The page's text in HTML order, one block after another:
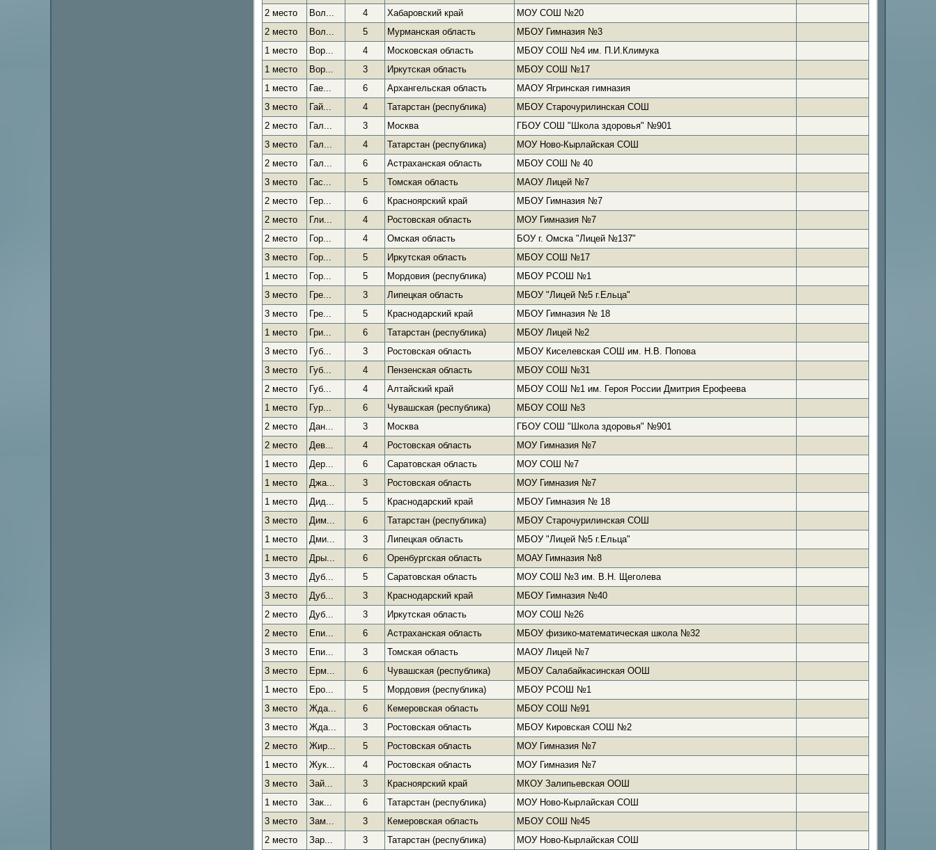
2 место
Вол... 4 Хабаровский край
МОУ СОШ №20
2 место
Вол... 5 Мурманская область
МБОУ Гимназия №3
1 место
Вор... 4 Московская область
МБОУ СОШ №4 им. П.И.Климука
1 место
Вор... 3 Иркутская область
МБОУ СОШ №17
1 место
Гае... 6 Архангельская область
МАОУ Ягринская гимназия
3 место
Гай... 4 Татарстан (республика)
МБОУ Старочурилинская СОШ
2 место
Гал... 3 Москва
ГБОУ СОШ "Школа здоровья" №901
3 место
Гал... 4 Татарстан (республика)
МОУ Ново-Кырлайская СОШ
2 место
Гал... 6 Астраханская область
МБОУ СОШ № 40
3 место
Гас... 5 Томская область
МАОУ Лицей №7
2 место
Гер... 6 Красноярский край
МБОУ Гимназия №7
2 место
Гли... 4 Ростовская область
МОУ Гимназия №7
2 место
Гор... 4 Омская область
БОУ г. Омска "Лицей №137"
3 место
Гор... 5 Иркутская область
МБОУ СОШ №17
1 место
Гор... 5 Мордовия (республика)
МБОУ РСОШ №1
3 место
Гре... 3 Липецкая область
МБОУ "Лицей №5 г.Ельца"
3 место
Гре... 5 Краснодарский край
МБОУ Гимназия № 18
1 место
Гри... 6 Татарстан (республика)
МБОУ Лицей №2
3 место
Губ... 3 Ростовская область
МБОУ Киселевская СОШ им. Н.В. Попова
3 место
Губ... 4 Пензенская область
МБОУ СОШ №31
2 место
Губ... 4 Алтайский край
МБОУ СОШ №1 им. Героя России Дмитрия Ерофеева
1 место
Гур... 6 Чувашская (республика)
МБОУ СОШ №3
2 место
Дан... 3 Москва
ГБОУ СОШ "Школа здоровья" №901
2 место
Дев... 4 Ростовская область
МОУ Гимназия №7
1 место
Дер... 6 Саратовская область
МОУ СОШ №7
1 место
Джа... 3 Ростовская область
МОУ Гимназия №7
1 место
Дид... 5 Краснодарский край
МБОУ Гимназия № 18
3 место
Дим... 6 Татарстан (республика)
МБОУ Старочурилинская СОШ
1 место
Дми... 3 Липецкая область
МБОУ "Лицей №5 г.Ельца"
1 место
Дры... 6 Оренбургская область
МОАУ Гимназия №8
3 место
Дуб... 5 Саратовская область
МОУ СОШ №3 им. В.Н. Щеголева
3 место
Дуб... 3 Краснодарский край
МБОУ Гимназия №40
2 место
Дуб... 3 Иркутская область
МОУ СОШ №26
2 место
Епи... 6 Астраханская область
МБОУ физико-математическая школа №32
3 место
Епи... 3 Томская область
МАОУ Лицей №7
3 место
Ерм... 6 Чувашская (республика)
МБОУ Салабайкасинская ООШ
1 место
Еро... 5 Мордовия (республика)
МБОУ РСОШ №1
3 место
Жда... 6 Кемеровская область
МБОУ СОШ №91
3 место
Жда... 3 Ростовская область
МБОУ Кировская СОШ №2
2 место
Жир... 5 Ростовская область
МОУ Гимназия №7
1 место
Жук... 4 Ростовская область
МОУ Гимназия №7
3 место
Зай... 3 Красноярский край
МКОУ Залипьевская ООШ
1 место
Зак... 6 Татарстан (республика)
МОУ Ново-Кырлайская СОШ
3 место
Зам... 3 Кемеровская область
МБОУ СОШ №45
2 место
Зар... 3 Татарстан (республика) МОУ Ново-Кырлайская СОШ